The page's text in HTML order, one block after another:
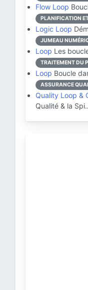
Flow Loop
PLANIFICATION
Logic Loop
JUMEAU
Loop Les
TRAITEMENT DU
Loop Boucle
ASSURANCE
Quality Loop &
Qualité & la